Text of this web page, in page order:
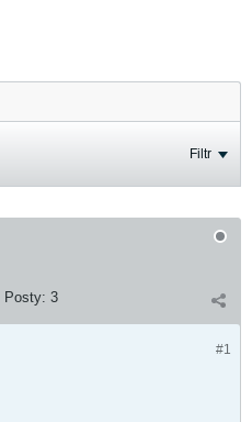
Filtr
Posty: 3
#1